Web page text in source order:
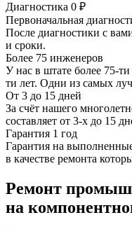
Диагностика 0 ₽
Первоначальная
После диагностики с
и сроки.
Более 75 инженеров
У нас в штате более 75-
ти лет. Одни из самых
От 3 до 15 дней
За счёт нашего
составляет от 3-х до 15
Гарантия 1 год
Гарантия на
в качестве ремонта
Ремонт
на